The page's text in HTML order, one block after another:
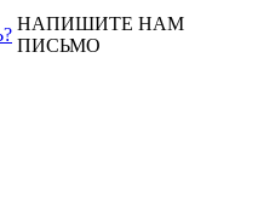
НАПИШИТЕ НАМ
ПИСЬМО